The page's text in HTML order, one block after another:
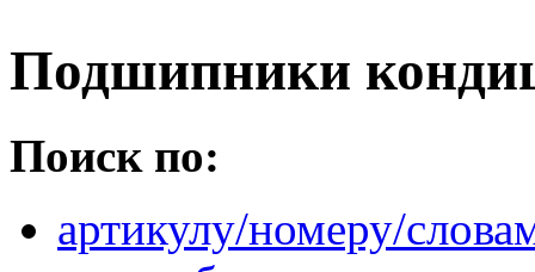
Подшипники
Поиск по:
артикулу/номеру/